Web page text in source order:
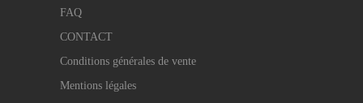
FAQ
CONTACT
Conditions générales de vente
Mentions légales